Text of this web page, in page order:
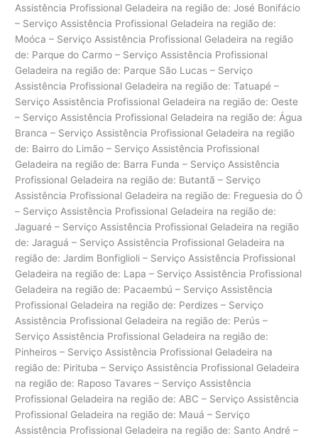
Assistência Profissional Geladeira na região de: José Bonifácio
– Serviço Assistência Profissional Geladeira na região de:
Moóca – Serviço Assistência Profissional Geladeira na região
de: Parque do Carmo – Serviço Assistência Profissional
Geladeira na região de: Parque São Lucas – Serviço
Assistência Profissional Geladeira na região de: Tatuapé –
Serviço Assistência Profissional Geladeira na região de: Oeste
– Serviço Assistência Profissional Geladeira na região de: Água
Branca – Serviço Assistência Profissional Geladeira na região
de: Bairro do Limão – Serviço Assistência Profissional
Geladeira na região de: Barra Funda – Serviço Assistência
Profissional Geladeira na região de: Butantã – Serviço
Assistência Profissional Geladeira na região de: Freguesia do Ó
– Serviço Assistência Profissional Geladeira na região de:
Jaguaré – Serviço Assistência Profissional Geladeira na região
de: Jaraguá – Serviço Assistência Profissional Geladeira na
região de: Jardim Bonfiglioli – Serviço Assistência Profissional
Geladeira na região de: Lapa – Serviço Assistência Profissional
Geladeira na região de: Pacaembú – Serviço Assistência
Profissional Geladeira na região de: Perdizes – Serviço
Assistência Profissional Geladeira na região de: Perús –
Serviço Assistência Profissional Geladeira na região de:
Pinheiros – Serviço Assistência Profissional Geladeira na
região de: Pirituba – Serviço Assistência Profissional Geladeira
na região de: Raposo Tavares – Serviço Assistência
Profissional Geladeira na região de: ABC – Serviço Assistência
Profissional Geladeira na região de: Mauá – Serviço
Assistência Profissional Geladeira na região de: Santo André –